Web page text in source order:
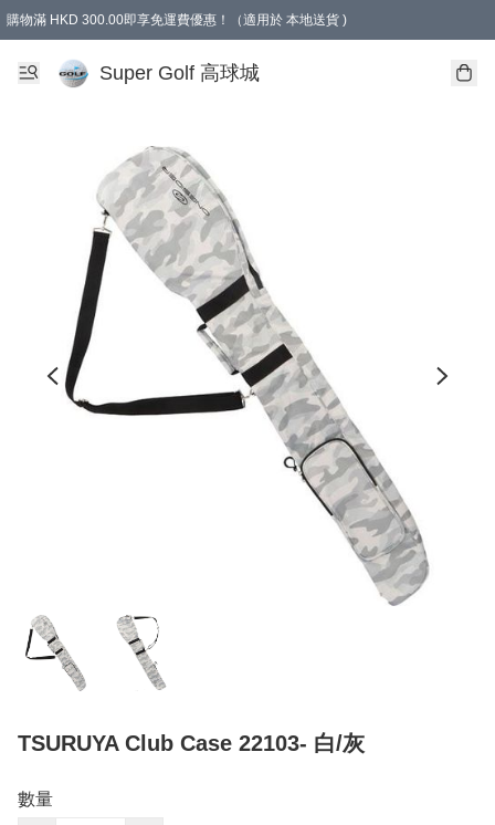
購物滿 HKD 300.00即享免運費優惠！（適用於 本地送貨 )
Super Golf 高球城
TSURUYA Club Case 22103- 白/灰
數量